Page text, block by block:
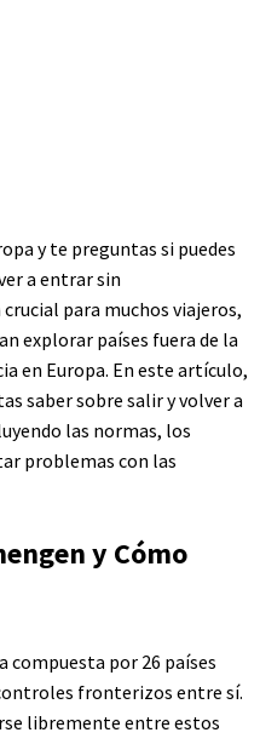
y te preguntas si puedes
a entrar sin
para muchos viajeros,
explorar países fuera de la
en Europa. En este artículo,
saber sobre salir y volver a
las normas, los
problemas con las
y Cómo
compuesta por 26 países
fronterizos entre sí.
libremente entre estos